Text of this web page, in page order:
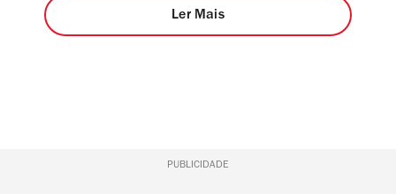
Ler Mais
PUBLICIDADE